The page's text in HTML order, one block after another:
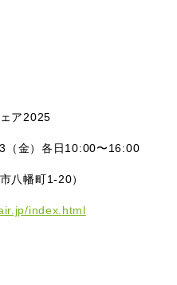
ア2025
（金）各日10:00〜16:00
八幡町1-20）
index.html